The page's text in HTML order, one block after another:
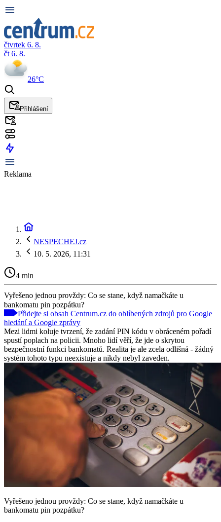
čtvrtek 6. 8.
čt 6. 8.
26°C
Přihlášení
Reklama
NESPECHEJ.cz
10. 5. 2026, 11:31
4 min
Vyřešeno jednou provždy: Co se stane, když namačkáte u
bankomatu pin pozpátku?
Přidejte si obsah Centrum.cz do oblíbených zdrojů pro Google
hledání a Google zprávy
Mezi lidmi koluje tvrzení, že zadání PIN kódu v obráceném pořadí
spustí poplach na policii. Mnoho lidí věří, že jde o skrytou
bezpečnostní funkci bankomatů. Realita je ale zcela odlišná - žádný
systém tohoto typu neexistuje a nikdy nebyl zaveden.
Vyřešeno jednou provždy: Co se stane, když namačkáte u
bankomatu pin pozpátku?